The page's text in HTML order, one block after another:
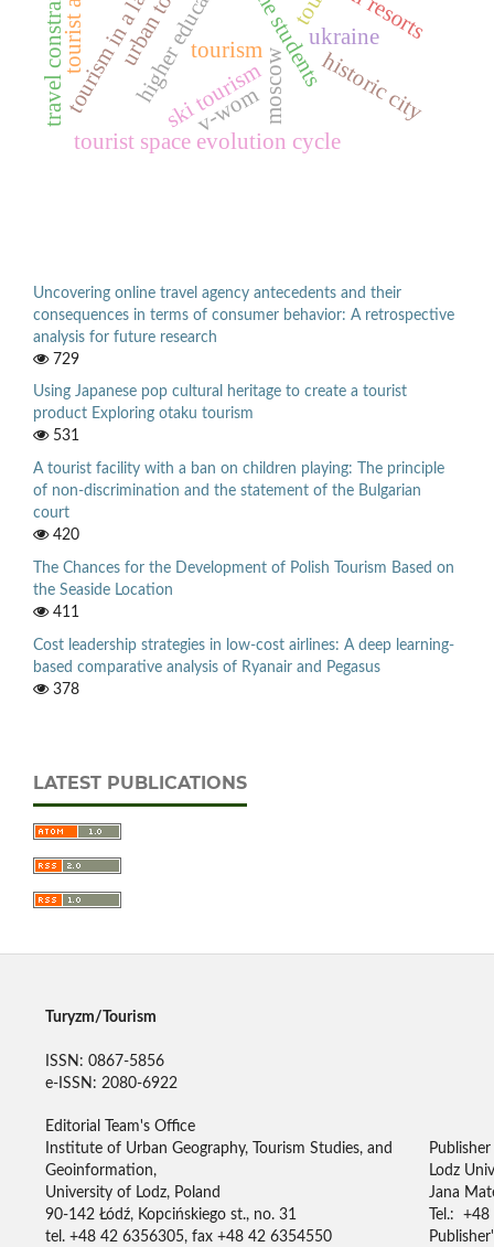
tourism
higher education he studentsukraine
moscow
tourist space evolution cycle
ski tourism historic city
travel constraints v-wom
Uncovering online travel agency antecedents and their
consequences in terms of consumer behavior: A retrospective
analysis for future research
729
Using Japanese pop cultural heritage to create a tourist
product Exploring otaku tourism
531
A tourist facility with a ban on children playing: The principle
of non-discrimination and the statement of the Bulgarian
court
420
The Chances for the Development of Polish Tourism Based on
the Seaside Location
411
Cost leadership strategies in low-cost airlines: A deep learning-
based comparative analysis of Ryanair and Pegasus
378
LATEST PUBLICATIONS
Turyzm/Tourism
ISSN: 0867-5856
e-ISSN: 2080-6922
Editorial Team's Office
Institute of Urban Geography, Tourism Studies, and
Geoinformation,
University of Lodz, Poland
90-142 Łódź, Kopcińskiego st., no. 31
tel. +48 42 6356305, fax +48 42 6354550
Publisher
Lodz
Jana
Tel.: